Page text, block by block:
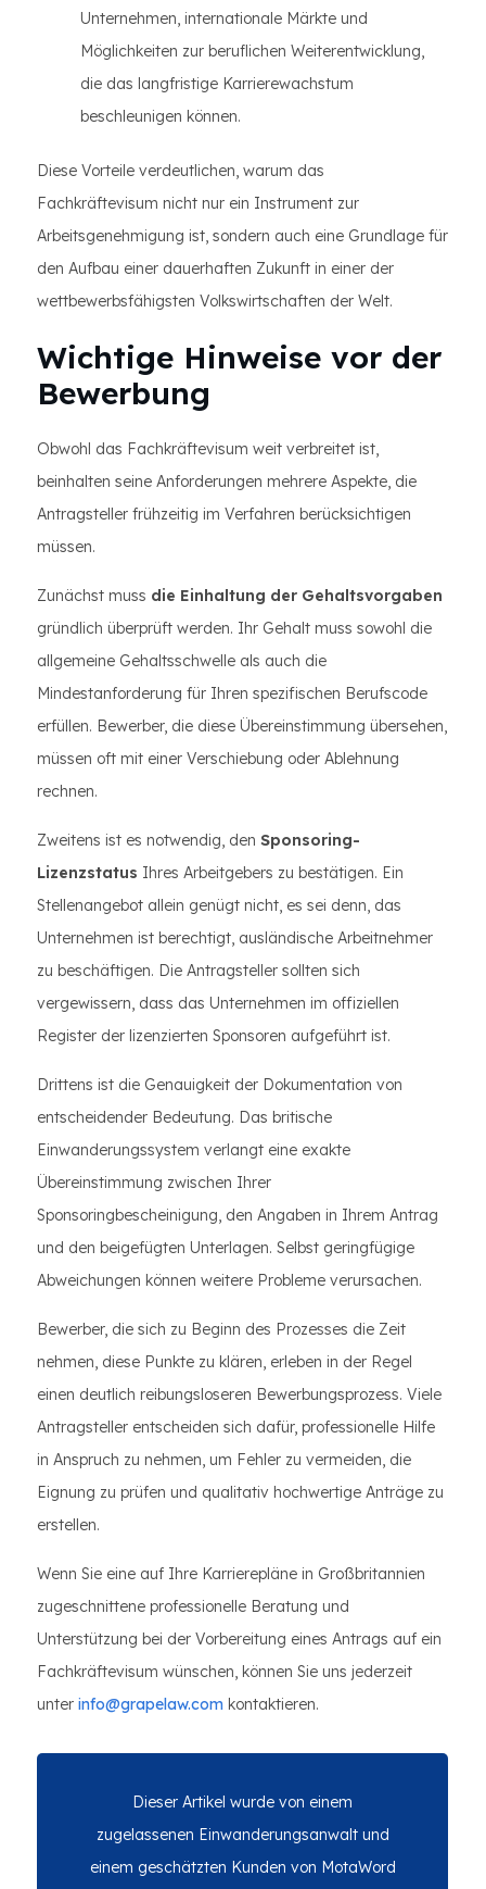
Unternehmen, internationale Märkte und
Möglichkeiten zur beruflichen Weiterentwicklung,
die das langfristige Karrierewachstum
beschleunigen können.
Diese Vorteile verdeutlichen, warum das
Fachkräftevisum nicht nur ein Instrument zur
Arbeitsgenehmigung ist, sondern auch eine Grundlage für
den Aufbau einer dauerhaften Zukunft in einer der
wettbewerbsfähigsten Volkswirtschaften der Welt.
Wichtige Hinweise vor der
Bewerbung
Obwohl das Fachkräftevisum weit verbreitet ist,
beinhalten seine Anforderungen mehrere Aspekte, die
Antragsteller frühzeitig im Verfahren berücksichtigen
müssen.
Zunächst muss die Einhaltung der Gehaltsvorgaben
gründlich überprüft werden. Ihr Gehalt muss sowohl die
allgemeine Gehaltsschwelle als auch die
Mindestanforderung für Ihren spezifischen Berufscode
erfüllen. Bewerber, die diese Übereinstimmung übersehen,
müssen oft mit einer Verschiebung oder Ablehnung
rechnen.
Zweitens ist es notwendig, den Sponsoring-
Lizenzstatus Ihres Arbeitgebers zu bestätigen. Ein
Stellenangebot allein genügt nicht, es sei denn, das
Unternehmen ist berechtigt, ausländische Arbeitnehmer
zu beschäftigen. Die Antragsteller sollten sich
vergewissern, dass das Unternehmen im offiziellen
Register der lizenzierten Sponsoren aufgeführt ist.
Drittens ist die Genauigkeit der Dokumentation von
entscheidender Bedeutung. Das britische
Einwanderungssystem verlangt eine exakte
Übereinstimmung zwischen Ihrer
Sponsoringbescheinigung, den Angaben in Ihrem Antrag
und den beigefügten Unterlagen. Selbst geringfügige
Abweichungen können weitere Probleme verursachen.
Bewerber, die sich zu Beginn des Prozesses die Zeit
nehmen, diese Punkte zu klären, erleben in der Regel
einen deutlich reibungsloseren Bewerbungsprozess. Viele
Antragsteller entscheiden sich dafür, professionelle Hilfe
in Anspruch zu nehmen, um Fehler zu vermeiden, die
Eignung zu prüfen und qualitativ hochwertige Anträge zu
erstellen.
Wenn Sie eine auf Ihre Karrierepläne in Großbritannien
zugeschnittene professionelle Beratung und
Unterstützung bei der Vorbereitung eines Antrags auf ein
Fachkräftevisum wünschen, können Sie uns jederzeit
unter info@grapelaw.com kontaktieren.
Dieser Artikel wurde von einem
zugelassenen Einwanderungsanwalt und
einem geschätzten Kunden von MotaWord